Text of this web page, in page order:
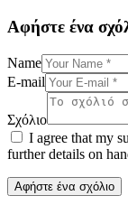
Αφήστε ένα
Name
E-mail
Σχόλιο
I agree that my
further details on